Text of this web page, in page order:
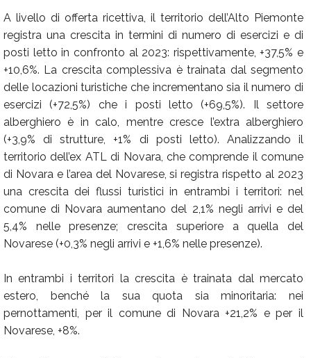
A livello di offerta ricettiva, il territorio dell’Alto Piemonte
registra una crescita in termini di numero di esercizi e di
posti letto in confronto al 2023: rispettivamente, +37,5% e
+10,6%. La crescita complessiva è trainata dal segmento
delle locazioni turistiche che incrementano sia il numero di
esercizi (+72,5%) che i posti letto (+69,5%). Il settore
alberghiero è in calo, mentre cresce l’extra alberghiero
(+3,9% di strutture, +1% di posti letto). Analizzando il
territorio dell’ex ATL di Novara, che comprende il comune
di Novara e l’area del Novarese, si registra rispetto al 2023
una crescita dei flussi turistici in entrambi i territori: nel
comune di Novara aumentano del 2,1% negli arrivi e del
5,4% nelle presenze; crescita superiore a quella del
Novarese (+0,3% negli arrivi e +1,6% nelle presenze).
In entrambi i territori la crescita è trainata dal mercato
estero, benché la sua quota sia minoritaria: nei
pernottamenti, per il comune di Novara +21,2% e per il
Novarese, +8%.